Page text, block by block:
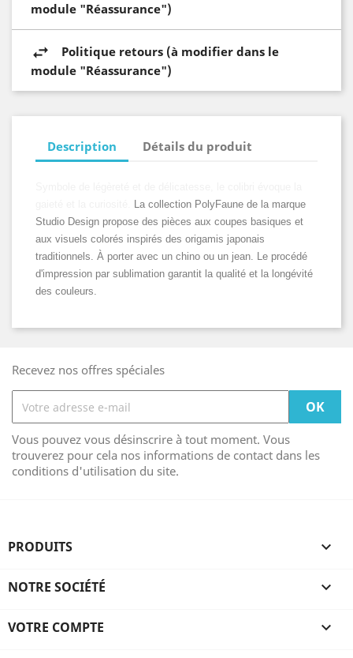
module "Réassurance")
Politique retours (à modifier dans le
module "Réassurance")
Description Détails du produit
La collection PolyFaune de la marque
Studio Design propose des pièces aux coupes basiques et
aux visuels colorés inspirés des origamis japonais
traditionnels. À porter avec un chino ou un jean. Le procédé
d'impression par sublimation garantit la qualité et la longévité
des couleurs.
Recevez nos offres spéciales
Vous pouvez vous désinscrire à tout moment. Vous
trouverez pour cela nos informations de contact dans les
conditions d'utilisation du site.
PRODUITS 
NOTRE SOCIÉTÉ 
VOTRE COMPTE 